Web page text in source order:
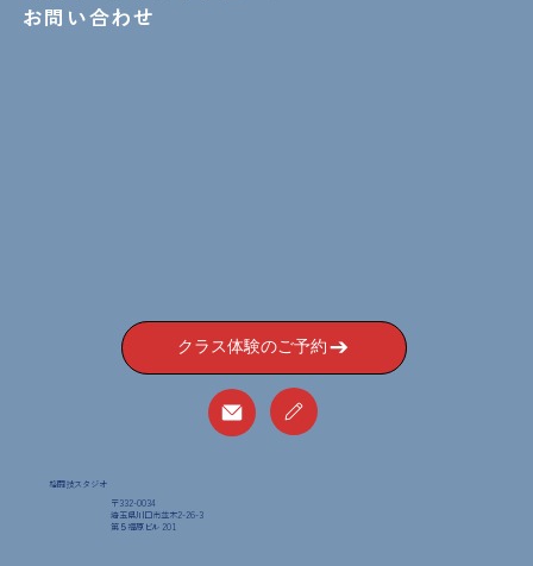
お問い合わせ
クラス体験のご予約
格闘技スタジオ
〒332-0034
埼玉県川口市並木2-26-3
​第５福原ビル 201